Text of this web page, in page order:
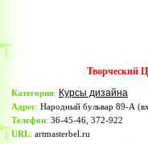
Творческий
Категория: Курсы дизайна
Адрес: Народный бульвар 89-А
Телефон: 36-45-46, 372-922
URL: artmasterbel.ru